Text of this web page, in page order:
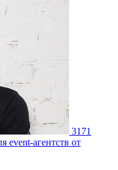
3171
event-агентств от